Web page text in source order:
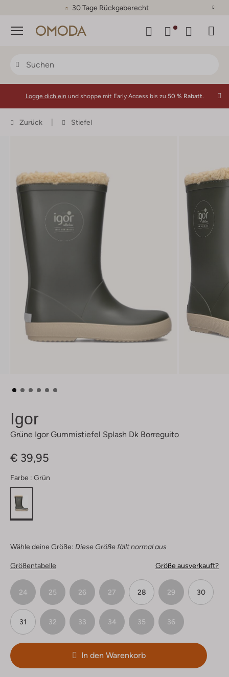
30 Tage Rückgaberecht
Menü
Logge dich ein und shoppe mit Early Access bis zu 50 % Rabatt.
Zurück Stiefel
Igor
Grüne Igor Gummistiefel Splash Dk Borreguito
€ 39,95
Farbe : Grün
Wähle deine Größe: Diese Größe fällt normal aus
Größentabelle Größe ausverkauft?
24 25 26 27 28 29 30
31 32 33 34 35 36
In den Warenkorb